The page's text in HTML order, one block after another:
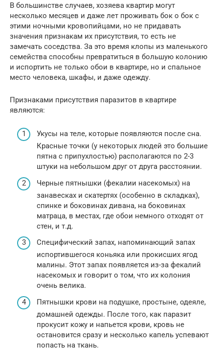
В большинстве случаев, хозяева квартир могут
несколько месяцев и даже лет проживать бок о бок с
этими ночными кровопийцами, но не придавать
значения признакам их присутствия, то есть не
замечать соседства. За это время клопы из маленького
семейства способны превратиться в большую колонию
и испортить не только обои в квартире, но и спальное
место человека, шкафы, и даже одежду.
Признаками присутствия паразитов в квартире
являются:
Укусы на теле, которые появляются после сна.
Красные точки (у некоторых людей это большие
пятна с припухлостью) располагаются по 2-3
штуки на небольшом друг от друга расстоянии.
Черные пятнышки (фекалии насекомых) на
занавесках и скатертях (особенно в складках),
спинке и боковинах дивана, на боковинах
матраца, в местах, где обои немного отходят от
стен, и т.д.
Специфический запах, напоминающий запах
испортившегося коньяка или прокисших ягод
малины. Этот запах появляется из-за фекалий
насекомых и говорит о том, что их колония
очень велика.
Пятнышки крови на подушке, простыне, одеяле,
домашней одежды. После того, как паразит
прокусит кожу и напьется крови, кровь не
остановится сразу и несколько капель успевают
попасть на ткань.